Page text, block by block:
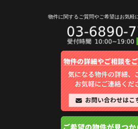
物件に関するご質問やご希望はお気軽